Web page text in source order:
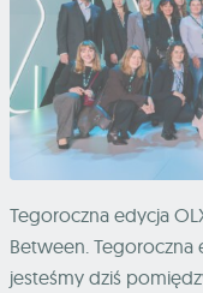
Tegoroczna edycja
Between. Tegoroczna
jesteśmy dziś